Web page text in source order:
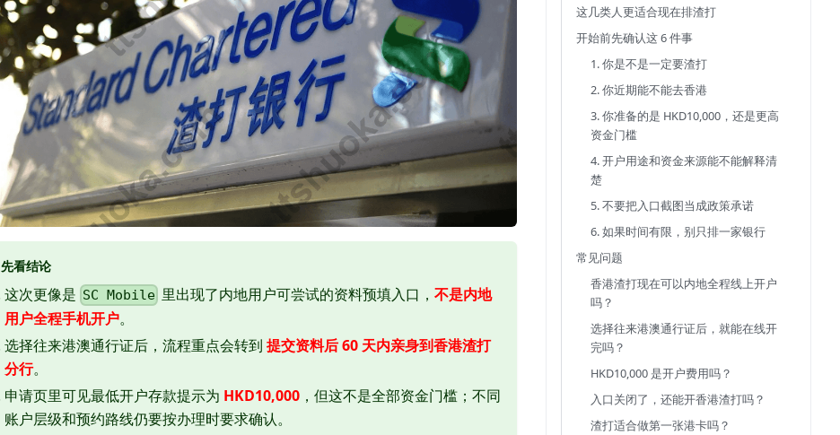
先看结论
这次更像是 SC Mobile 里出现了内地用户可尝试的资料预填入口，不是内地
用户全程手机开户。
选择往来港澳通行证后，流程重点会转到 提交资料后 60 天内亲身到香港渣打
分行。
申请页里可见最低开户存款提示为 HKD10,000 ，但这不是全部资金门槛；不同
账户层级和预约路线仍要按办理时要求确认。
这几类人更适合现在排渣打
开始前先确认这 6 件事
1. 你是不是一定要渣打
2. 你近期能不能去香港
3. 你准备的是 HKD10,000，还是更高
资金门槛
4. 开户用途和资金来源能不能解释清
楚
5. 不要把入口截图当成政策承诺
6. 如果时间有限，别只排一家银行
常见问题
香港渣打现在可以内地全程线上开户
吗？
选择往来港澳通行证后，就能在线开
完吗？
HKD10,000 是开户费用吗？
入口关闭了，还能开香港渣打吗？
渣打适合做第一张港卡吗？